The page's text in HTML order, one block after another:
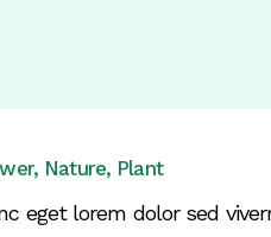
Nature Plant
eget lorem dolor sed